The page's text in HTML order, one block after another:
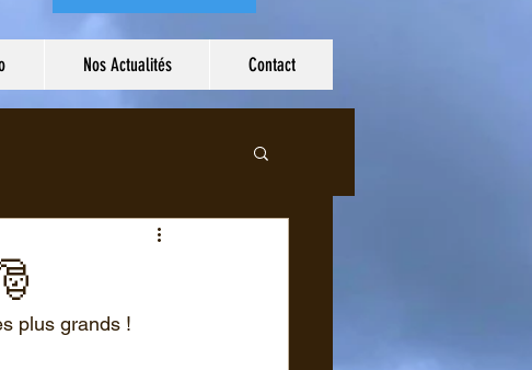
plus grands !
Nos Actualités Contact